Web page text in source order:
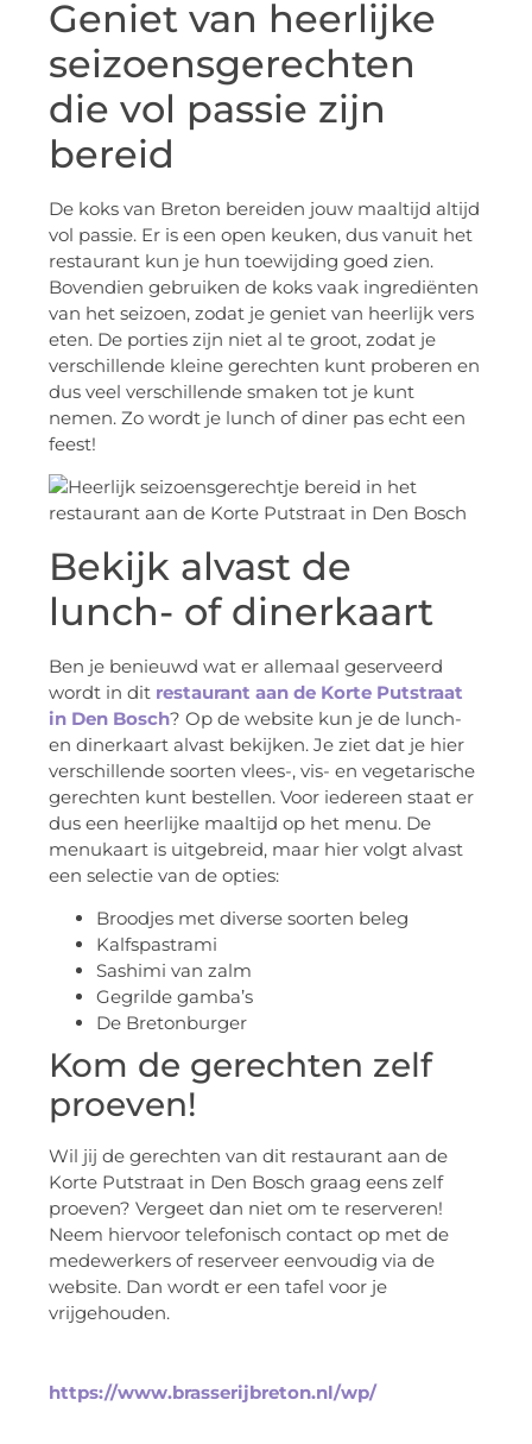
Geniet van heerlijke
seizoensgerechten
die vol passie zijn
bereid
De koks van Breton bereiden jouw maaltijd altijd
vol passie. Er is een open keuken, dus vanuit het
restaurant kun je hun toewijding goed zien.
Bovendien gebruiken de koks vaak ingrediënten
van het seizoen, zodat je geniet van heerlijk vers
eten. De porties zijn niet al te groot, zodat je
verschillende kleine gerechten kunt proberen en
dus veel verschillende smaken tot je kunt
nemen. Zo wordt je lunch of diner pas echt een
feest!
Bekijk alvast de
lunch- of dinerkaart
Ben je benieuwd wat er allemaal geserveerd
wordt in dit restaurant aan de Korte Putstraat
in Den Bosch? Op de website kun je de lunch-
en dinerkaart alvast bekijken. Je ziet dat je hier
verschillende soorten vlees-, vis- en vegetarische
gerechten kunt bestellen. Voor iedereen staat er
dus een heerlijke maaltijd op het menu. De
menukaart is uitgebreid, maar hier volgt alvast
een selectie van de opties:
Broodjes met diverse soorten beleg
Kalfspastrami
Sashimi van zalm
Gegrilde gamba’s
De Bretonburger
Kom de gerechten zelf
proeven!
Wil jij de gerechten van dit restaurant aan de
Korte Putstraat in Den Bosch graag eens zelf
proeven? Vergeet dan niet om te reserveren!
Neem hiervoor telefonisch contact op met de
medewerkers of reserveer eenvoudig via de
website. Dan wordt er een tafel voor je
vrijgehouden.
https://www.brasserijbreton.nl/wp/